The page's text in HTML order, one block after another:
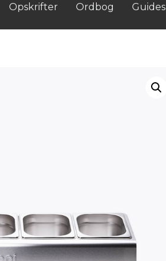
Opskrifter Ordbog Guides